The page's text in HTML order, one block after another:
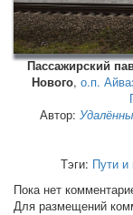
Пассажирский
Нового, о.п.
Автор:
Тэги: Пути
Пока нет
Для размещений